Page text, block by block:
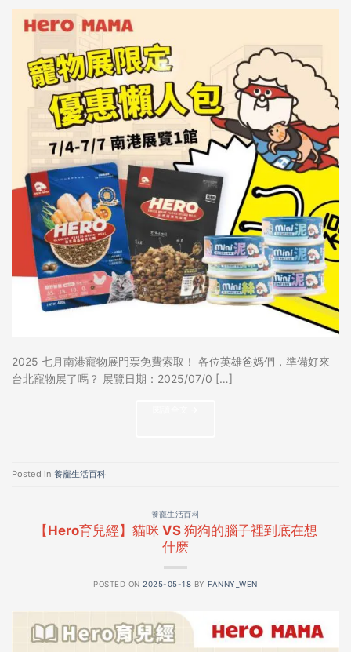
2025 七月南港寵物展門票免費索取！ 各位英雄爸媽們，準備好來
台北寵物展了嗎？ 展覽日期：2025/07/0 […]
Posted in 養寵生活百科
養寵生活百科
【Hero育兒經】貓咪 VS 狗狗的腦子裡到底在想
什麽
POSTED ON2025-05-18 BY FANNY_WEN